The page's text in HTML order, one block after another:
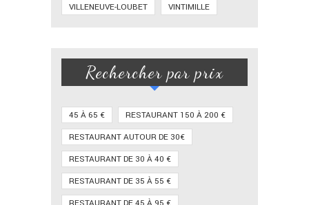
VILLENEUVE-LOUBET
VINTIMILLE
Rechercher par prix
45 À 65 €
RESTAURANT 150 À 200 €
RESTAURANT AUTOUR DE 30€
RESTAURANT DE 30 À 40 €
RESTAURANT DE 35 À 55 €